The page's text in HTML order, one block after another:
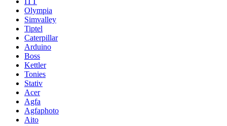
Olympia
Simvalley
Tiptel
Caterpillar
Arduino
Boss
Kettler
Tonies
Stativ
Acer
Agfa
Agfaphoto
Aito